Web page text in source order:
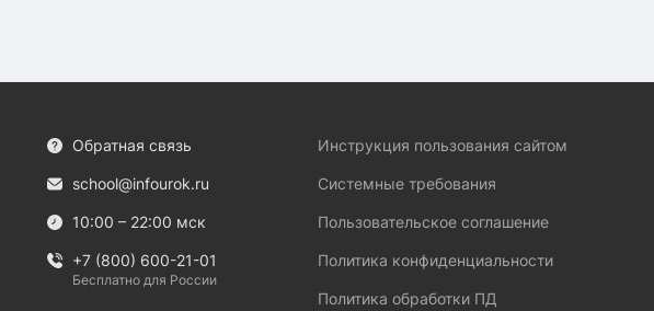
Обратная связь
school@infourok.ru
10:00 – 22:00 мск
+7 (800) 600-21-01
Бесплатно для России
Инструкция пользования сайтом
Системные требования
Пользовательское соглашение
Политика конфиденциальности
Политика обработки ПД